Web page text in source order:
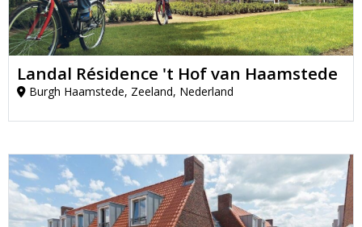
Landal Résidence 't Hof van Haamstede
Burgh Haamstede, Zeeland, Nederland